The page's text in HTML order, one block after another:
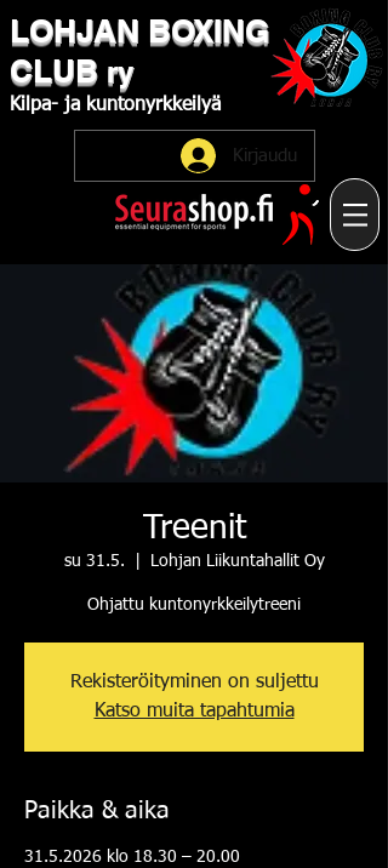
LOHJAN ​BOXING
CLUB ry
Kilpa- ja kuntonyrkkeilyä
Kirjaudu
Treenit
su 31.5. Lohjan Liikuntahallit Oy
Ohjattu kuntonyrkkeilytreeni
Rekisteröityminen on suljettu
Katso muita tapahtumia
Paikka & aika
31.5.2026 klo 18.30 – 20.00